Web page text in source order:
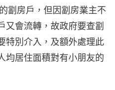
劏房戶，但因劏房業主不
又會流轉，故政府要查劏
特別介入，及額外處理此
均居住面積對有小朋友的